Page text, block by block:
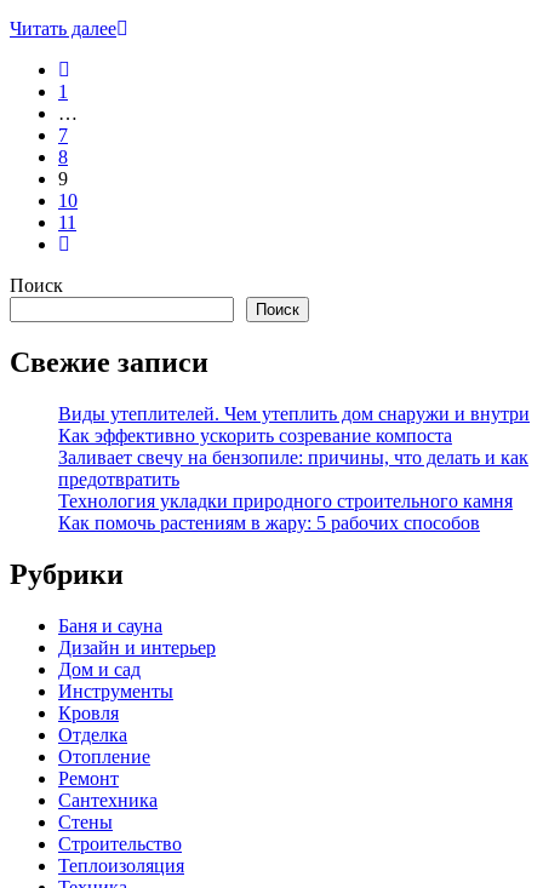
Читать далее
1
…
7
8
9
10
11
Поиск
Поиск
Свежие записи
Виды утеплителей. Чем утеплить дом снаружи и внутри
Как эффективно ускорить созревание компоста
Заливает свечу на бензопиле: причины, что делать и как
предотвратить
Технология укладки природного строительного камня
Как помочь растениям в жару: 5 рабочих способов
Рубрики
Баня и сауна
Дизайн и интерьер
Дом и сад
Инструменты
Кровля
Отделка
Отопление
Ремонт
Сантехника
Стены
Строительство
Теплоизоляция